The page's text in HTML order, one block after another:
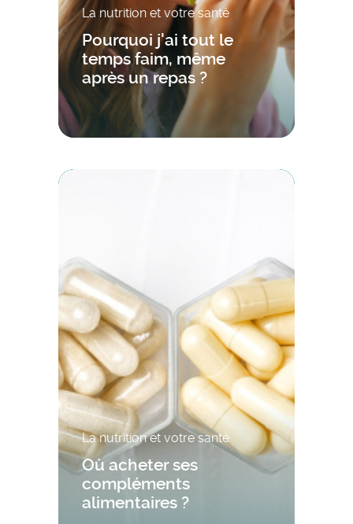
La nutrition et votre santé
Pourquoi j'ai tout le
temps faim, même
après un repas ?
La nutrition et votre santé
Où acheter ses
compléments
alimentaires ?